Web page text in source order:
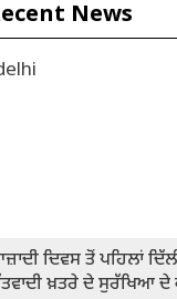
News
ਦਿਵਸ ਤੋਂ ਪਹਿਲਾਂ
ਖ਼ਤਰੇ ਦੇ ਸੁਰੱਖਿਆ